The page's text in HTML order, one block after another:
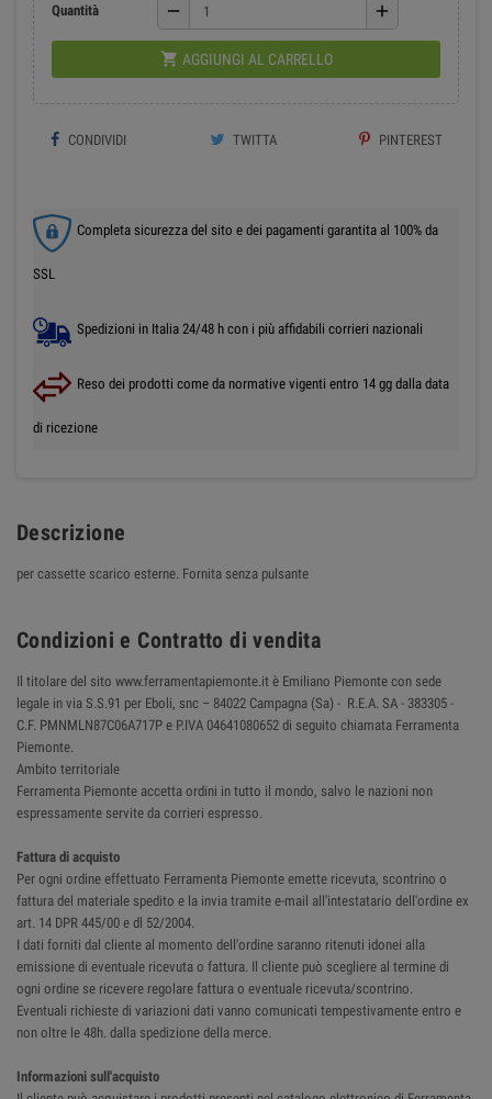
Quantità remove add
 AGGIUNGI AL CARRELLO
CONDIVIDI TWITTA PINTEREST
Completa sicurezza del sito e dei pagamenti garantita al 100% da
SSL
Spedizioni in Italia 24/48 h con i più affidabili corrieri nazionali
Reso dei prodotti come da normative vigenti entro 14 gg dalla data
di ricezione
Descrizione
per cassette scarico esterne. Fornita senza pulsante
Condizioni e Contratto di vendita
Il titolare del sito www.ferramentapiemonte.it è Emiliano Piemonte con sede
legale in via S.S.91 per Eboli, snc – 84022 Campagna (Sa) - R.E.A. SA - 383305 -
C.F. PMNMLN87C06A717P e P.IVA 04641080652 di seguito chiamata Ferramenta
Piemonte.
Ambito territoriale
Ferramenta Piemonte accetta ordini in tutto il mondo, salvo le nazioni non
espressamente servite da corrieri espresso.
Fattura di acquisto
Per ogni ordine effettuato Ferramenta Piemonte emette ricevuta, scontrino o
fattura del materiale spedito e la invia tramite e-mail all'intestatario dell'ordine ex
art. 14 DPR 445/00 e dl 52/2004.
I dati forniti dal cliente al momento dell'ordine saranno ritenuti idonei alla
emissione di eventuale ricevuta o fattura. Il cliente può scegliere al termine di
ogni ordine se ricevere regolare fattura o eventuale ricevuta/scontrino.
Eventuali richieste di variazioni dati vanno comunicati tempestivamente entro e
non oltre le 48h. dalla spedizione della merce.
Informazioni sull'acquisto